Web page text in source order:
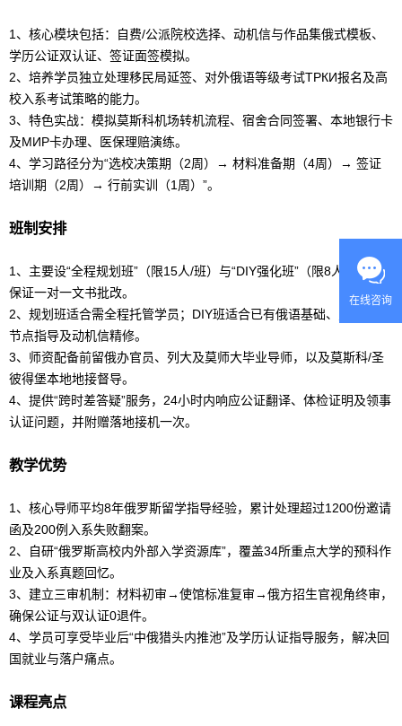
1、核心模块包括：自费/公派院校选择、动机信与作品集俄式模板、
学历公证双认证、签证面签模拟。
2、培养学员独立处理移民局延签、对外俄语等级考试ТРКИ报名及高
校入系考试策略的能力。
3、特色实战：模拟莫斯科机场转机流程、宿舍合同签署、本地银行卡
及МИР卡办理、医保理赔演练。
4、学习路径分为“选校决策期（2周）→ 材料准备期（4周）→ 签证
培训期（2周）→ 行前实训（1周）”。
班制安排
1、主要设“全程规划班”（限15人/班）与“DIY强化班”（限8人/班），
保证一对一文书批改。
2、规划班适合需全程托管学员；DIY班适合已有俄语基础、只需关键
节点指导及动机信精修。
3、师资配备前留俄办官员、列大及莫师大毕业导师，以及莫斯科/圣
彼得堡本地地接督导。
4、提供“跨时差答疑”服务，24小时内响应公证翻译、体检证明及领事
认证问题，并附赠落地接机一次。
教学优势
1、核心导师平均8年俄罗斯留学指导经验，累计处理超过1200份邀请
函及200例入系失败翻案。
2、自研“俄罗斯高校内外部入学资源库”，覆盖34所重点大学的预科作
业及入系真题回忆。
3、建立三审机制：材料初审→使馆标准复审→俄方招生官视角终审，
确保公证与双认证0退件。
4、学员可享受毕业后“中俄猎头内推池”及学历认证指导服务，解决回
国就业与落户痛点。
课程亮点
在线咨询